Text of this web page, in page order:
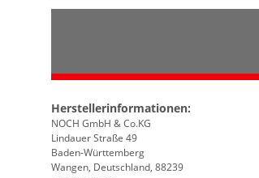
Herstellerinformationen:
NOCH GmbH & Co.KG
Lindauer Straße 49
Baden-Württemberg
Wangen, Deutschland, 88239